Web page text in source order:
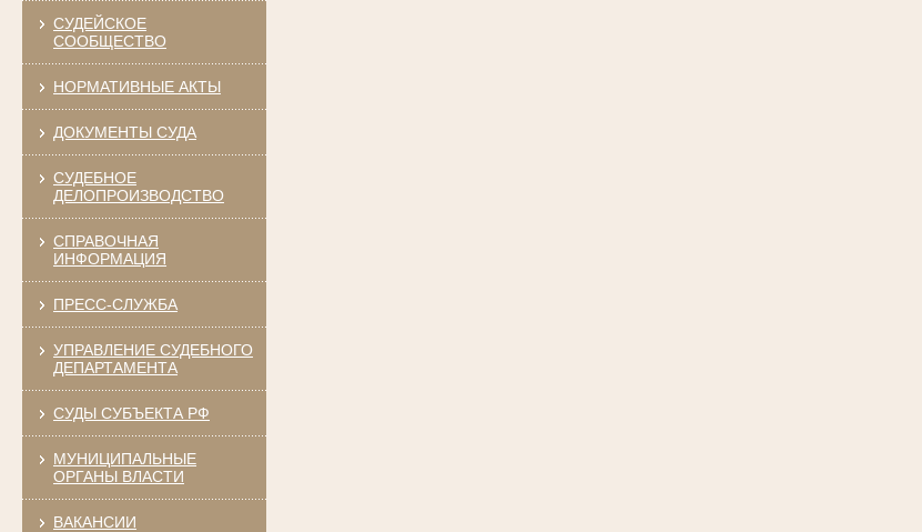
СУДЕЙСКОЕ
СООБЩЕСТВО
НОРМАТИВНЫЕ АКТЫ
ДОКУМЕНТЫ СУДА
СУДЕБНОЕ
ДЕЛОПРОИЗВОДСТВО
СПРАВОЧНАЯ
ИНФОРМАЦИЯ
ПРЕСС-СЛУЖБА
УПРАВЛЕНИЕ СУДЕБНОГО
ДЕПАРТАМЕНТА
СУДЫ СУБЪЕКТА РФ
МУНИЦИПАЛЬНЫЕ
ОРГАНЫ ВЛАСТИ
ВАКАНСИИ